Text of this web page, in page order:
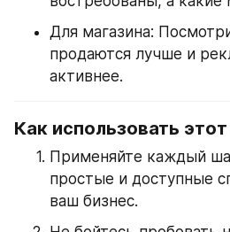
Для магазина:
продаются лучше и
активнее.
Как использовать
Применяйте каждый
простые и доступные
ваш бизнес.